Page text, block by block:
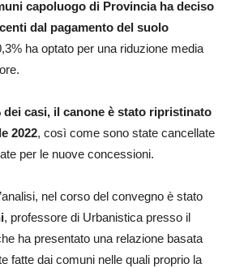
capoluogo di Provincia ha deciso
dal pagamento del suolo
ha optato per una riduzione media
dei casi, il canone è stato ripristinato
2022, così come sono state cancellate
per le nuove concessioni.
nel corso del convegno è stato
, professore di Urbanistica presso il
ha presentato una relazione basata
fatte dai comuni nelle quali proprio la